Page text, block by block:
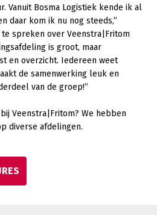
Vanuit Bosma Logistiek kende ik al
daar kom ik nu nog steeds,”
spreken over Veenstra|Fritom
is groot, maar
en overzicht. Iedereen weet
de samenwerking leuk en
van de groep!”
Veenstra|Fritom? We hebben
diverse afdelingen.